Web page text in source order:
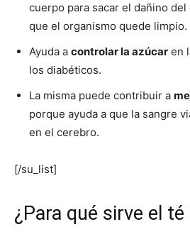
cuerpo para sacar el dañino
que el organismo quede limpio.
Ayuda a controlar la azúcar en
los diabéticos.
La misma puede contribuir a
porque ayuda a que la sangre
en el cerebro.
[/su_list]
¿Para qué sirve el